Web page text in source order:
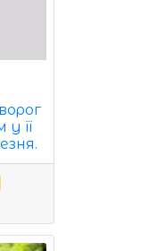
її